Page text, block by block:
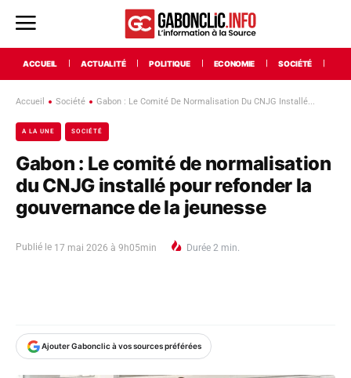
ACCUEIL ACTUALITÉ POLITIQUE ECONOMIE SOCIÉTÉ
Accueil Société Gabon : Le Comité De Normalisation Du CNJG Installé...
A LA UNE SOCIÉTÉ
Gabon : Le comité de normalisation
du CNJG installé pour refonder la
gouvernance de la jeunesse
Publié le 17 mai 2026 à 9h05min Durée 2 min.
Ajouter Gabonclic à vos sources préférées